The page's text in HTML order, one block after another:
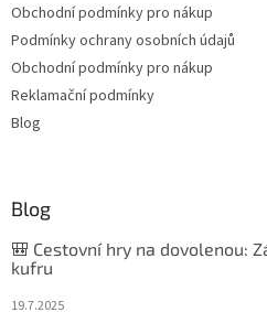
Obchodní podmínky pro nákup
Podmínky ochrany osobních údajů
Obchodní podmínky pro nákup
Reklamační podmínky
Blog
Blog
🎒 Cestovní hry na dovolenou:
kufru
19.7.2025